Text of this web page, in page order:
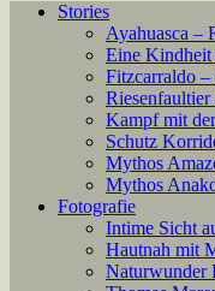
Stories
Ayahuasca –
Eine
Fitzcarraldo
Riesenfaultier
Kampf mit
Schutz
Mythos
Mythos
Fotografie
Intime Sicht
Hautnah mit
Naturwunder